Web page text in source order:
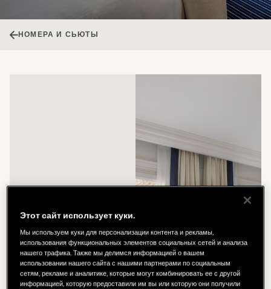
НОМЕРА И СЬЮТЫ
Этот сайт использует куки.
Мы используем куки для персонализации контента и рекламы,
использования функциональных элементов социальных сетей и анализа
нашего трафика. Также мы делимся информацией о вашем
использовании нашего сайта с нашими партнерами по социальным
сетям, рекламе и аналитике, которые могут комбинировать ее с другой
информацией, которую предоставили им вы или которую они получили